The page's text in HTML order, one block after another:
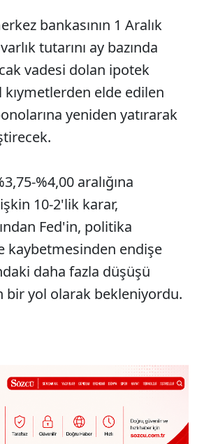
bankasının 1 Aralık
tutarını ay bazında
vadesi dolan ipotek
elde edilen
yeniden yatırarak
%4,00 aralığına
10-2'lik karar,
Fed'in, politika
kaybetmesinden endişe
daha fazla düşüşü
bir yol olarak bekleniyordu.